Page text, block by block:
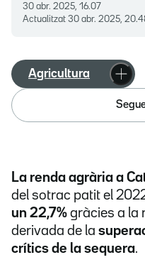
30 abr. 2025, 16.07
Actualitzat 30 abr. 2025,
Agricultura
La renda agrària a
del sotrac patit el
un 22,7% gràcies a la
derivada de la
crítics de la sequera.